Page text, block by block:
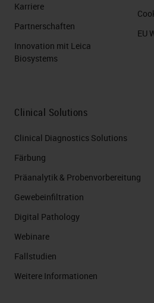
Karriere
Partnerschaften
Innovation mit Leica
Biosystems
EU
Clinical Solutions
Clinical Diagnostics Solutions
Färbung
Präanalytik & Probenvorbereitung
Gewebeinfiltration
Digital Pathology
Webinare
Fallstudien
Weitere Informationen